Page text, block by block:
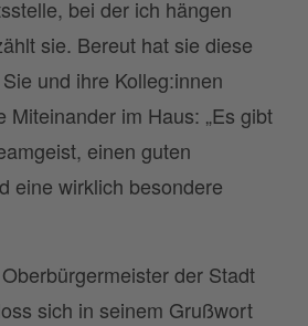
bei der ich hängen
sie. Bereut hat sie diese
und ihre Kolleg:innen
Miteinander im Haus: „Es gibt
einen guten
eine wirklich besondere
der Stadt
sich in seinem Grußwort